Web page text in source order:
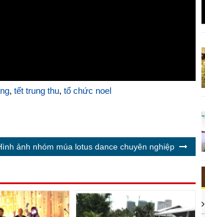
, tết trung thu, tổ chức noel
ảnh nhóm múa lotus dance chuyên nghiệp